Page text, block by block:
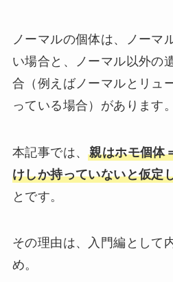
ノーマルの個体は、ノーマ
い場合と、ノーマル以外の
合（例えばノーマルとリュ
っている場合）があります。
本記事では、親はホモ個体
けしか持っていないと仮定
とです。
その理由は、入門編として
め。